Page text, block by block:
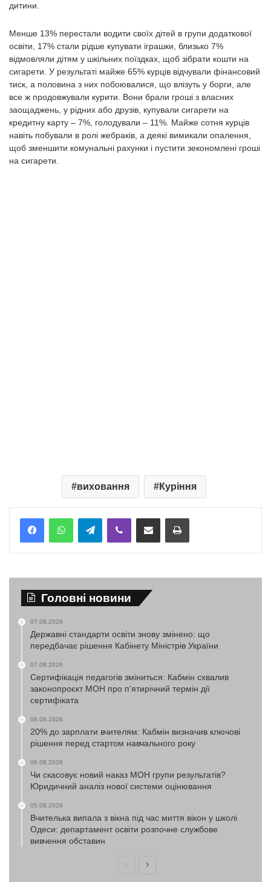
дитини.
Менше 13% перестали водити своїх дітей в групи додаткової
освіти, 17% стали рідше купувати іграшки, близько 7%
відмовляли дітям у шкільних поїздках, щоб зібрати кошти на
сигарети. У результаті майже 65% курців відчували фінансовий
тиск, а половина з них побоювалися, що влізуть у борги, але
все ж продовжували курити. Вони брали гроші з власних
заощаджень, у рідних або друзів, купували сигарети на
кредитну карту – 7%, голодували – 11%. Майже сотня курців
навіть побували в ролі жебраків, а деякі вимикали опалення,
щоб зменшити комунальні рахунки і пустити зекономлені гроші
на сигарети.
виховання Куріння
TelegramViber Надіслати електронною поштоюНадрукувати
Головні новини
07.08.2026
Державні стандарти освіти знову змінено: що
передбачає рішення Кабінету Міністрів України
07.08.2026
Сертифікація педагогів зміниться: Кабмін схвалив
законопроєкт МОН про п’ятирічний термін дії
сертифіката
06.08.2026
20% до зарплати вчителям: Кабмін визначив ключові
рішення перед стартом навчального року
06.08.2026
Чи скасовує новий наказ МОН групи результатів?
Юридичний аналіз нової системи оцінювання
05.08.2026
Вчителька випала з вікна під час миття вікон у школі
Одеси: департамент освіти розпочне службове
вивчення обставин
ПопередняНаступна